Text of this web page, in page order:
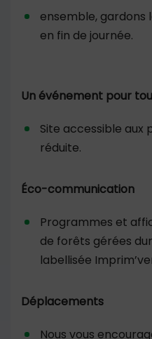
ensemble,
en fin de journée.
Un événement pour
Site accessible aux
réduite.
Éco-communication
Programmes et
de forêts gérées
labellisée
Déplacements
Nous vous